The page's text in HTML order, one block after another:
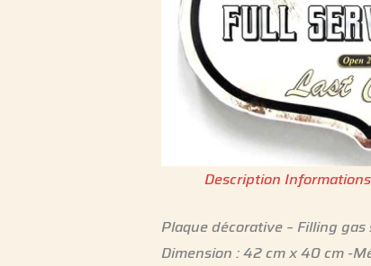
Description
Plaque décorative – Filling
Dimension : 42 cm x 40 cm -